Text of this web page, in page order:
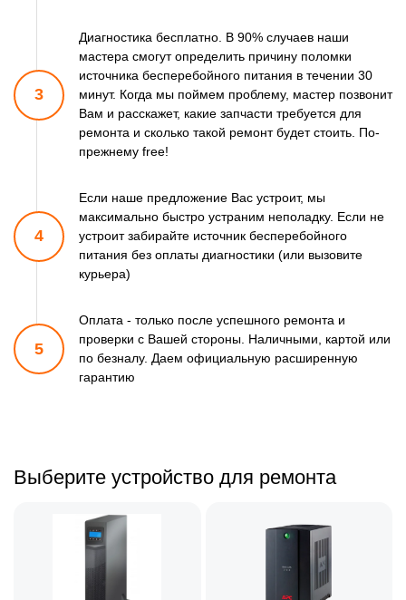
3
Диагностика бесплатно. В 90% случаев наши
мастера смогутопределить причину поломки
источника бесперебойного питания в течении 30
минут. Когда мы поймем проблему, мастер позвонит
Вам и расскажет, какие запчасти требуется для
ремонта и сколько такой ремонтбудет стоить. По-
прежнему free!
4
Если наше предложение Вас устроит, мы
максимально быстро устраним неполадку. Если не
устроит забирайте источник бесперебойного
питания без оплаты диагностики (или вызовите
курьера)
5
Оплата - только после успешного ремонта и
проверки с Вашей стороны. Наличными, картой или
по безналу. Даем официальную расширенную
гарантию
Выберите устройство для ремонта